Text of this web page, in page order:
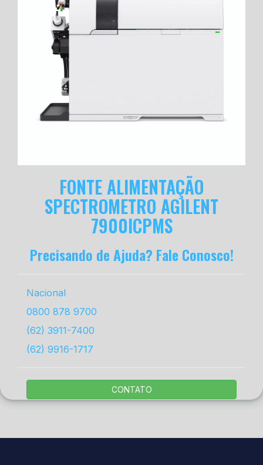
FONTE ALIMENTAÇÃO
SPECTROMETRO AGILENT
7900ICPMS
Precisando de Ajuda? Fale Conosco!
Nacional
0800 878 9700
(62) 3911-7400
(62) 9916-1717
CONTATO